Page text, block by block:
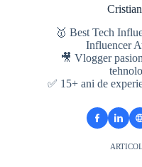
🥇 Best Tech
Influencer
🎥 Vlogger
✅ 15+ ani de